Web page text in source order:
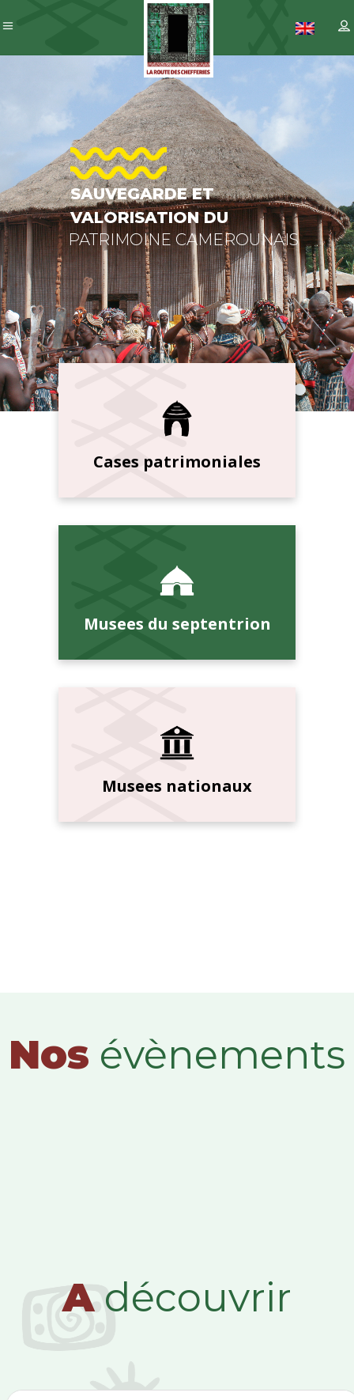
ET
DU
Cases patrimoniales
Musees du septentrion
Musees nationaux
Nos évènements
Adécouvrir